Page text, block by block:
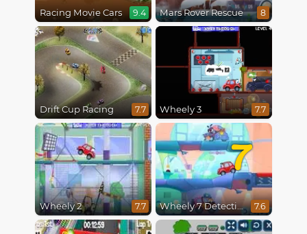
Racing Movie Cars 9.4 Mars Rover Rescue 8
Drift Cup Racing 7.7 Wheely 3 7.7
Wheely 2 7.7
7
Wheely 7 Detective 7.6